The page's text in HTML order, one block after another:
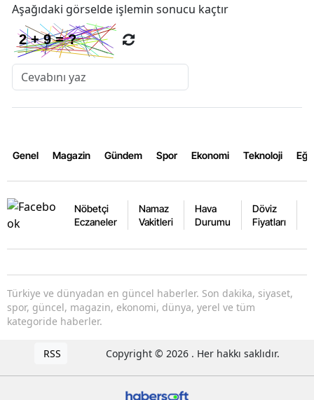
Aşağıdaki görselde işlemin sonucu kaçtır
Genel Magazin Gündem Spor Ekonomi Teknoloji
Nöbetçi
Eczaneler
Namaz
Vakitleri
Hava
Durumu
Döviz
Fiyatları
Türkiye ve dünyadan en güncel haberler. Son dakika, siyaset,
spor, güncel, magazin, ekonomi, dünya, yerel ve tüm
kategoride haberler.
RSS Copyright © 2026 . Her hakkı saklıdır.